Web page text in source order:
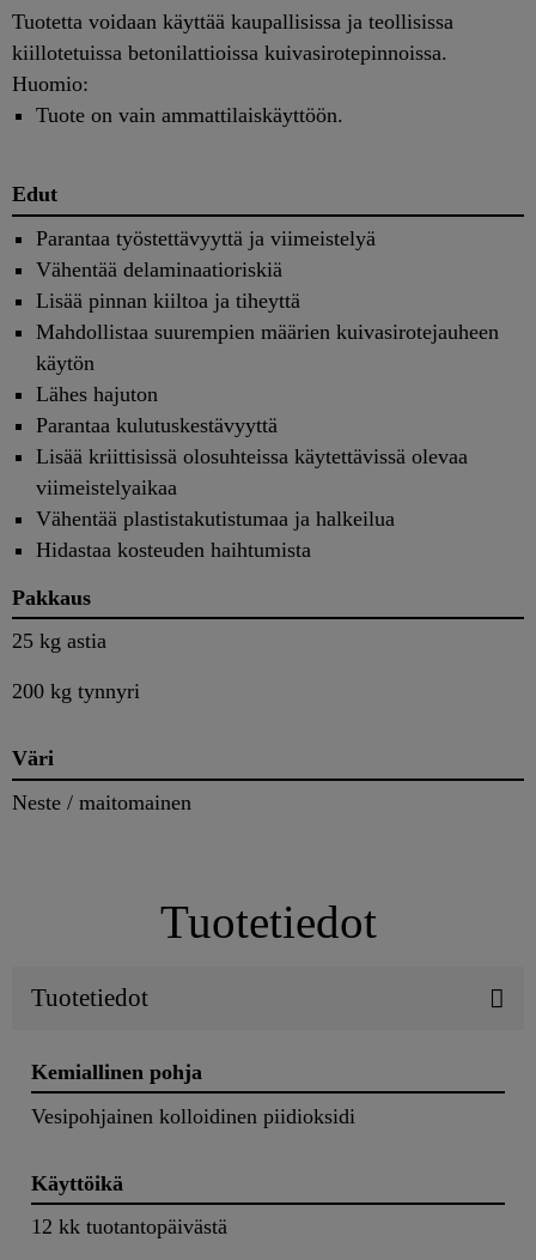
Tuotetta voidaan käyttää kaupallisissa ja teollisissa
kiillotetuissa betonilattioissa kuivasirotepinnoissa.
Huomio:
Tuote on vain ammattilaiskäyttöön.
Edut
Parantaa työstettävyyttä ja viimeistelyä
Vähentää delaminaatioriskiä
Lisää pinnan kiiltoa ja tiheyttä
Mahdollistaa suurempien määrien kuivasirotejauheen
käytön
Lähes hajuton
Parantaa kulutuskestävyyttä
Lisää kriittisissä olosuhteissa käytettävissä olevaa
viimeistelyaikaa
Vähentää plastistakutistumaa ja halkeilua
Hidastaa kosteuden haihtumista
Pakkaus
25 kg astia
200 kg tynnyri
Väri
Neste / maitomainen
Tuotetiedot
Tuotetiedot
Kemiallinen pohja
Vesipohjainen kolloidinen piidioksidi
Käyttöikä
12 kk tuotantopäivästä